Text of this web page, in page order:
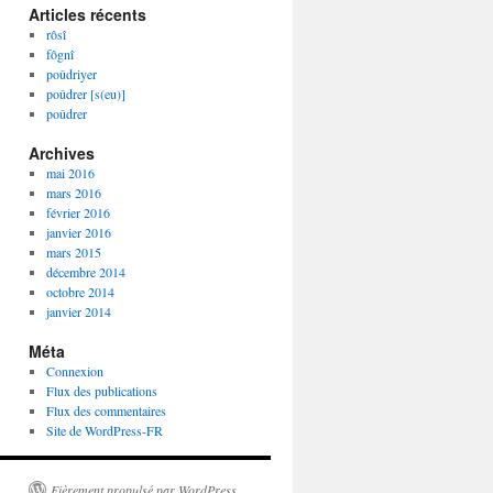
Articles récents
rôsî
fôgnî
poûdriyer
poûdrer [s(eu)]
poûdrer
Archives
mai 2016
mars 2016
février 2016
janvier 2016
mars 2015
décembre 2014
octobre 2014
janvier 2014
Méta
Connexion
Flux des publications
Flux des commentaires
Site de WordPress-FR